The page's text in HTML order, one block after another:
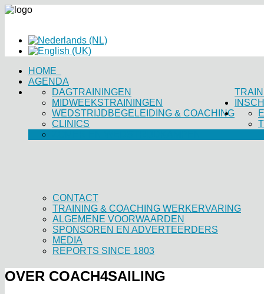
HOME
AGENDA
DAGTRAININGEN
MIDWEEKSTRAININGEN
WEDSTRIJDBEGELEIDING & COACHING
CLINICS
CONTACT
TRAINING & COACHING WERKERVARING
ALGEMENE VOORWAARDEN
SPONSOREN EN ADVERTEERDERS
MEDIA
REPORTS SINCE 1803
OVER COACH4SAILING